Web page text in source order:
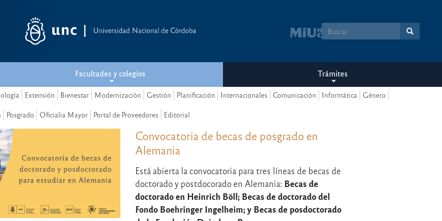
Formulario
búsqueda
Facultades y colegios Trámites
Extensión Bienestar Modernización Gestión Planificación Internacionales Comunicación Informática Género
Posgrado Oficialia Mayor Portal de Proveedores Editorial
Convocatoria de becas de posgrado en
Alemania
Está abierta la convocatoria para tres líneas de becas de
doctorado y postdocorado en Alemania: Becas de
doctorado en Heinrich Böll; Becas de doctorado del
Fondo Boehringer Ingelheim; y Becas de posdoctorado